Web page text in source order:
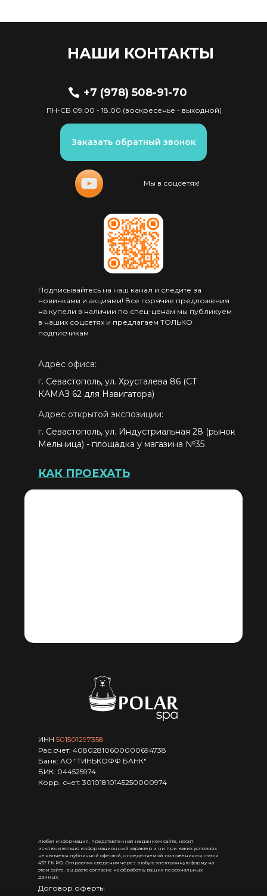
НАШИ КОНТАКТЫ
Заказать обратный звонок
+7 (978) 508-91-70
ПН-СБ 09.00 - 18.00 (воскресенье - выходной)
Адрес офиса:
г. Севастополь, ул. Хрусталева 86 (СТ
КАМАЗ 62 для Навигатора)
Адрес открытой экспозиции:
г. Севастополь, ул. Индустриальная 28 (рынок
Мельница) - площадка у магазина №35
КАК ПРОЕХАТЬ
Мы в соцсетях!
Подписывайтесь на наш канал и следите за
новинками и акциями! Все горячие предложения
на купели в наличии по спец-ценам мы публикуем
в наших соцсетях и предлагаем ТОЛЬКО
подписчикам
Любая информация, представленная на данном сайте, носит
исключительно информационный характер и ни при каких условиях
не является публичной офертой, определяемой положениями статьи
437 ГК РФ. Отправляя сведения через любую электронную форму на
этом сайте, вы даете согласие на обработку ваших персональных
данных.
ИНН 501501297358
Рас.счет: 40802810600000694738
Банк: АО "ТИНЬКОФФ БАНК"
БИК: 044525974
Корр. счет: 30101810145250000974
Договор оферты